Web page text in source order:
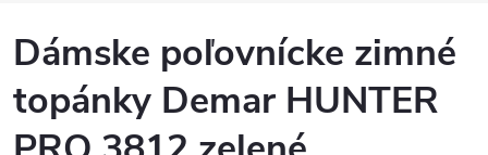
Dámske poľovnícke zimné
topánky Demar HUNTER